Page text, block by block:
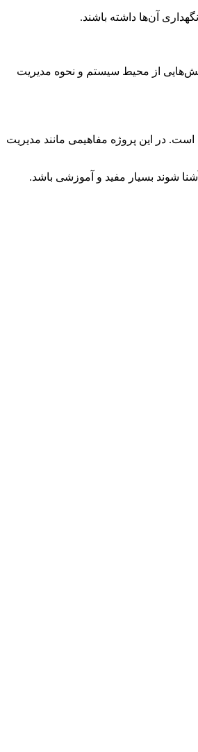
آن‌ها داشته باشند.
از محیط سیستم و نحوه مدیریت
در این پروژه مفاهیمی مانند مدیریت